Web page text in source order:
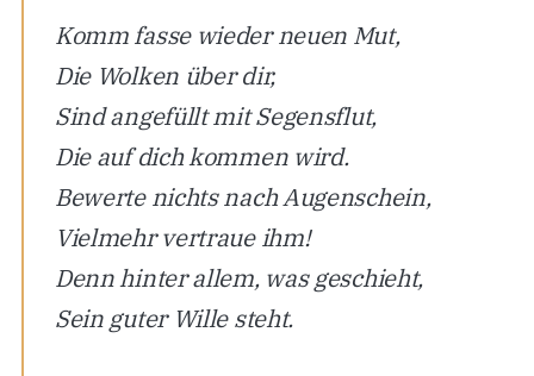
Komm fasse wieder neuen Mut,
Die Wolken über dir,
Sind angefüllt mit Segensflut,
Die auf dich kommen wird.
Bewerte nichts nach Augenschein,
Vielmehr vertraue ihm!
Denn hinter allem, was geschieht,
Sein guter Wille steht.